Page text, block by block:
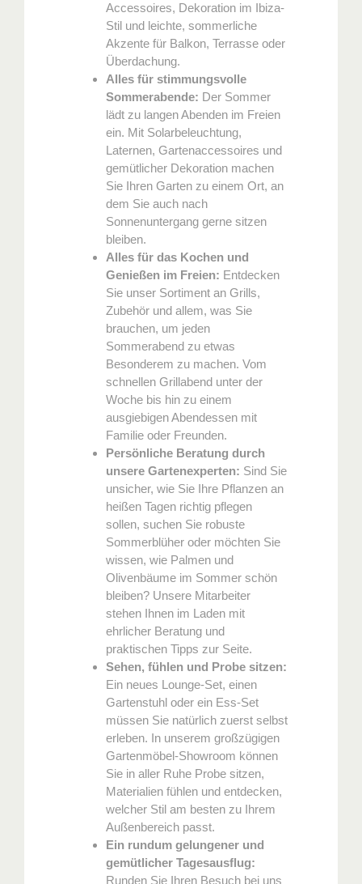
Accessoires, Dekoration im Ibiza-
Stil und leichte, sommerliche
Akzente für Balkon, Terrasse oder
Überdachung.
Alles für stimmungsvolle
Sommerabende: Der Sommer
lädt zu langen Abenden im Freien
ein. Mit Solarbeleuchtung,
Laternen, Gartenaccessoires und
gemütlicher Dekoration machen
Sie Ihren Garten zu einem Ort, an
dem Sie auch nach
Sonnenuntergang gerne sitzen
bleiben.
Alles für das Kochen und
Genießen im Freien: Entdecken
Sie unser Sortiment an Grills,
Zubehör und allem, was Sie
brauchen, um jeden
Sommerabend zu etwas
Besonderem zu machen. Vom
schnellen Grillabend unter der
Woche bis hin zu einem
ausgiebigen Abendessen mit
Familie oder Freunden.
Persönliche Beratung durch
unsere Gartenexperten: Sind Sie
unsicher, wie Sie Ihre Pflanzen an
heißen Tagen richtig pflegen
sollen, suchen Sie robuste
Sommerblüher oder möchten Sie
wissen, wie Palmen und
Olivenbäume im Sommer schön
bleiben? Unsere Mitarbeiter
stehen Ihnen im Laden mit
ehrlicher Beratung und
praktischen Tipps zur Seite.
Sehen, fühlen und Probe sitzen:
Ein neues Lounge-Set, einen
Gartenstuhl oder ein Ess-Set
müssen Sie natürlich zuerst selbst
erleben. In unserem großzügigen
Gartenmöbel-Showroom können
Sie in aller Ruhe Probe sitzen,
Materialien fühlen und entdecken,
welcher Stil am besten zu Ihrem
Außenbereich passt.
Ein rundum gelungener und
gemütlicher Tagesausflug:
Runden Sie Ihren Besuch bei uns